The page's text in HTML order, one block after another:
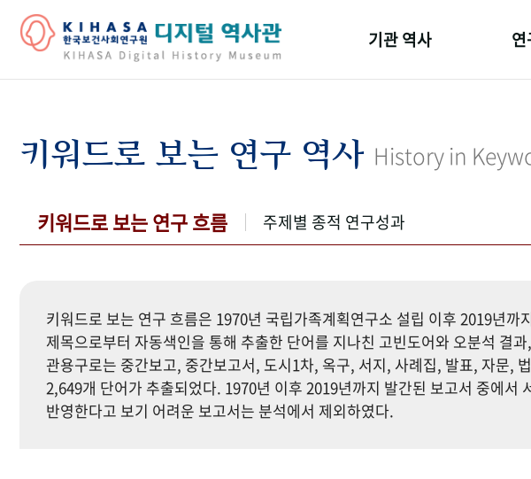
기관 역사
연구원 사람들
키워드
키워드로 보는 연구 역사 History in
키워드로 보는 연구 흐름 주제별 종적 연구성과
키워드로 보는 연구 흐름은 1970년 국립가족계획연구소 설립 이후 2019년
제목으로부터 자동색인을 통해 추출한 단어를 지나친 고빈도어와 오분석 결
관용구로는 중간보고, 중간보고서, 도시1차, 옥구, 서지, 사례집, 발표, 자문,
2,649개 단어가 추출되었다. 1970년 이후 2019년까지 발간된 보고서 중에
반영한다고 보기 어려운 보고서는 분석에서 제외하였다.